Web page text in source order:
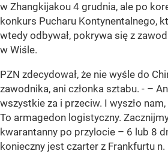
w Zhangkijakou 4 grudnia, ale po
konkurs Pucharu Kontynentalnego,
wtedy odbywał, pokrywa się z
w Wiśle.
PZN zdecydował, że nie wyśle do
zawodnika, ani członka sztabu. - –
wszystkie za i przeciw. I wyszło
To armagedon logistyczny.
kwarantanny po przylocie – 6 lub 8
konieczny jest czarter z Frankfurtu n.